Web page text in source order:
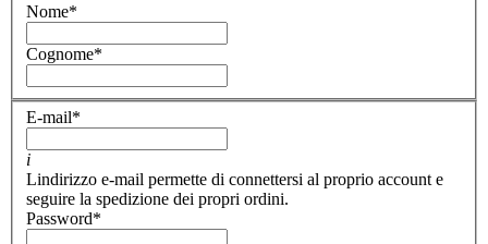
Nome*
Cognome*
E-mail*
i
Lindirizzo e-mail permette di connettersi al proprio account e
seguire la spedizione dei propri ordini.
Password*